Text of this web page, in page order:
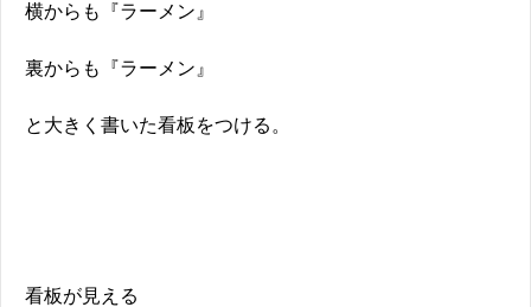
横からも『ラーメン』
裏からも『ラーメン』
と大きく書いた看板をつける。
看板が見える